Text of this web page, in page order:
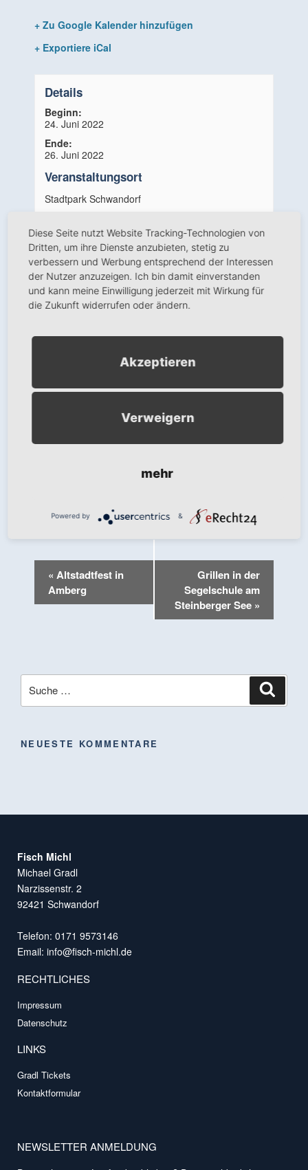
+ Zu Google Kalender hinzufügen
+ Exportiere iCal
Details
Beginn:
24. Juni 2022
Ende:
26. Juni 2022
Veranstaltungsort
Stadtpark Schwandorf
Schwandorf, Bayern 92421 Deutschland
+ Google Karte anzeigen
Wir benötigen Ihre
Drittanbieters, um Karteninhalte
Daten zu Ihren Aktivitäten sammeln.
stimmen Sie der Nutzung des
anzuzeigen.
Mehr Informationen
Powered by
Usercentrics Consent
Management Platform
« Altstadtfest in
Amberg
Grillen in der
Segelschule am
Steinberger See »
NEUESTE KOMMENTARE
Fisch Michl
Michael Gradl
Narzissenstr. 2
92421 Schwandorf
Telefon: 0171 9573146
Email: info@fisch-michl.de
RECHTLICHES
Impressum
Datenschutz
LINKS
Gradl Tickets
Kontaktformular
NEWSLETTER ANMELDUNG
Diese Seite nutzt Website Tracking-Technologien von
Dritten, um ihre Dienste anzubieten, stetig zu
verbessern und Werbung entsprechend der Interessen
der Nutzer anzuzeigen. Ich bin damit einverstanden
und kann meine Einwilligung jederzeit mit Wirkung für
die Zukunft widerrufen oder ändern.
Akzeptieren
Verweigern
mehr
Powered by &